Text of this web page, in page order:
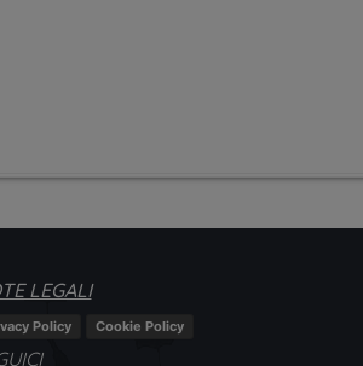
LEGALI
Policy Cookie Policy